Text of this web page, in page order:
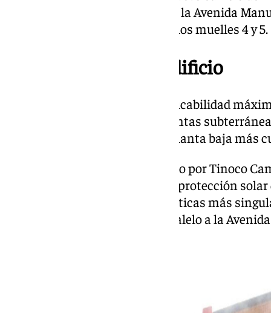
cuadrados. Está situado junto a la Avenida
Puerta de Colón y en la zona de los muelles 4 y 5.
Características del edificio
El proyecto contempla una edificabilidad
La construcción tendrá dos plantas
otras cinco en superficie: una planta baja más
El diseño arquitectónico firmado por Tinoco
verticalidad, con un sistema de protección
inmueble. Una de las características más
patio abierto en la fachada, paralelo a la